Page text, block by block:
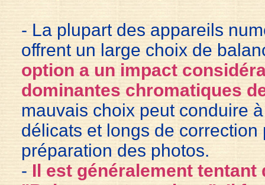
- La plupart des appareils
offrent un large choix de
option a un impact
dominantes chromatiques
mauvais choix peut conduire
délicats et longs de
préparation des photos.
- Il est généralement tentant